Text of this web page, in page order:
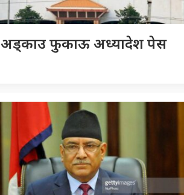
अड्काउ फुकाऊ अध्यादेश पेस